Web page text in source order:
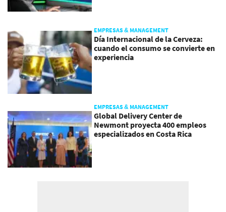
EMPRESAS & MANAGEMENT
Día Internacional de la Cerveza:
cuando el consumo se convierte en
experiencia
EMPRESAS & MANAGEMENT
Global Delivery Center de
Newmont proyecta 400 empleos
especializados en Costa Rica